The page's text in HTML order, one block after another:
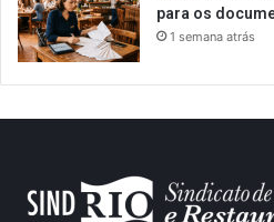
para os
1 semana atrás